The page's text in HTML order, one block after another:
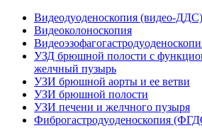
Видеодуоденоскопия (видео-ДДС)
Видеоколоноскопия
УЗД брюшной полости с
желчный пузырь
УЗИ брюшной аорты и ее ветви
УЗИ брюшной полости
УЗИ печени и желчного пузыря
Фиброгастродуоденоскопия